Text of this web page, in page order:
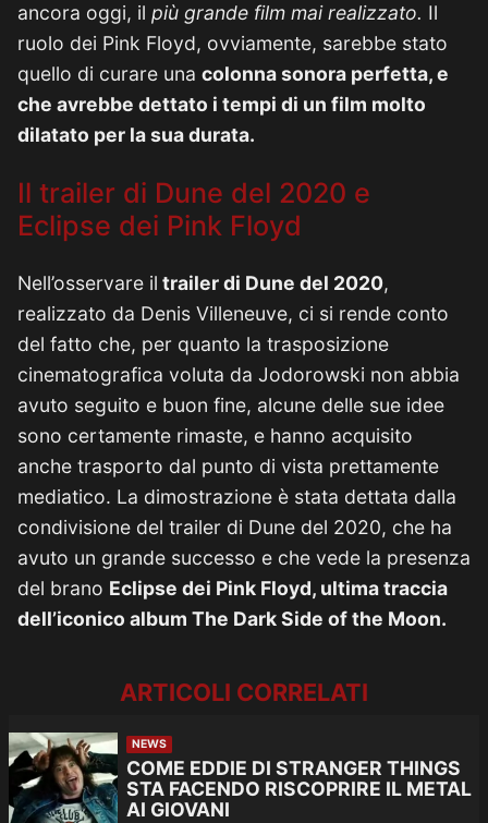
ancora oggi, il più grande film mai realizzato. Il
ruolo dei Pink Floyd, ovviamente, sarebbe stato
quello di curare una colonna sonora perfetta, e
che avrebbe dettato i tempi di un film molto
dilatato per la sua durata.
Il trailer di Dune del 2020 e
Eclipse dei Pink Floyd
Nell’osservare il trailer di Dune del 2020,
realizzato da Denis Villeneuve, ci si rende conto
del fatto che, per quanto la trasposizione
cinematografica voluta da Jodorowski non abbia
avuto seguito e buon fine, alcune delle sue idee
sono certamente rimaste, e hanno acquisito
anche trasporto dal punto di vista prettamente
mediatico. La dimostrazione è stata dettata dalla
condivisione del trailer di Dune del 2020, che ha
avuto un grande successo e che vede la presenza
del brano Eclipse dei Pink Floyd, ultima traccia
dell’iconico album The Dark Side of the Moon.
ARTICOLI CORRELATI
NEWS
COME EDDIE DI STRANGER THINGS
STA FACENDO RISCOPRIRE IL METAL
AI GIOVANI